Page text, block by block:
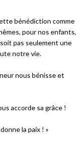
bénédiction comme
pour nos enfants,
pas seulement une
notre vie.
nous bénisse et
accorde sa grâce !
la paix ! »